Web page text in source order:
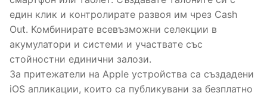
един клик и контролирате развоя им чрез Cash
Out. Комбинирате всевъзможни селекции в
акумулатори и системи и участвате със
стойностни единични залози.
За притежатели на Apple устройства са създадени
iOS апликации, които са публикувани за безплатно